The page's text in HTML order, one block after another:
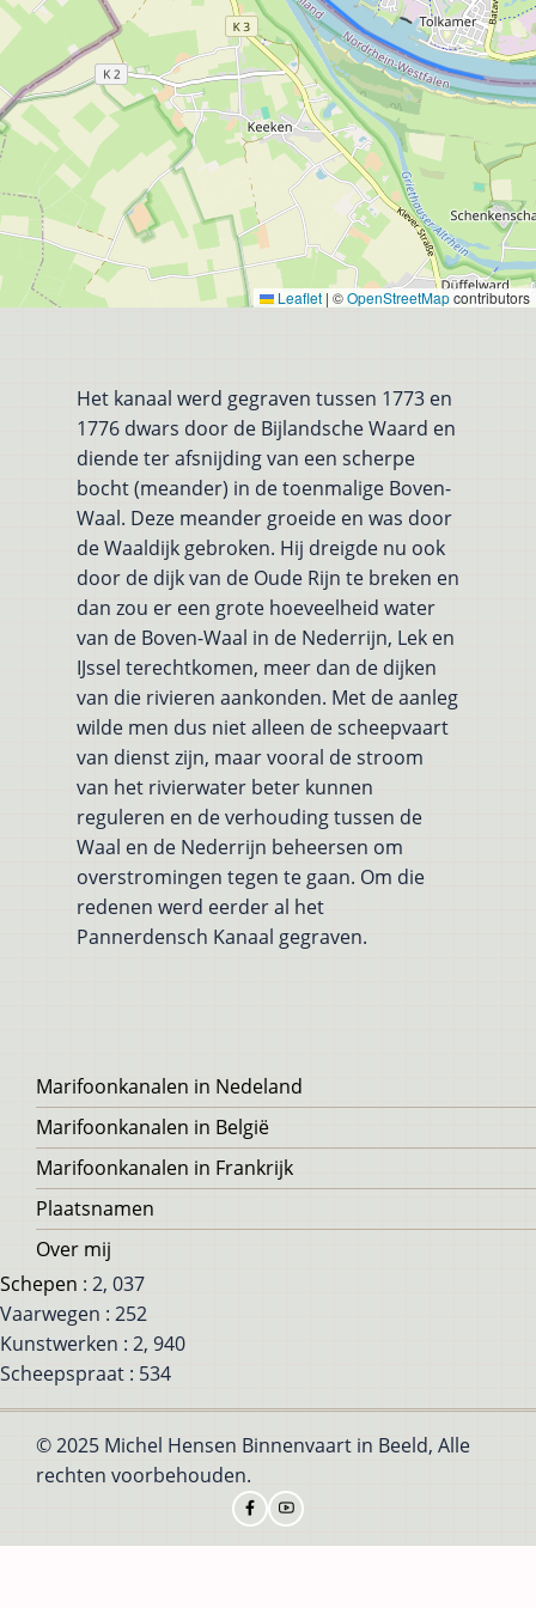
Leaflet | ©OpenStreetMapcontributors
Het kanaal werd gegraven tussen 1773 en
1776 dwars door de Bijlandsche Waard en
diende ter afsnijding van een scherpe
bocht (meander) in de toenmalige Boven-
Waal. Deze meander groeide en was door
de Waaldijk gebroken. Hij dreigde nu ook
door de dijk van de Oude Rijn te breken en
dan zou er een grote hoeveelheid water
van de Boven-Waal in de Nederrijn, Lek en
IJssel terechtkomen, meer dan de dijken
van die rivieren aankonden. Met de aanleg
wilde men dus niet alleen de scheepvaart
van dienst zijn, maar vooral de stroom
van het rivierwater beter kunnen
reguleren en de verhouding tussen de
Waal en de Nederrijn beheersen om
overstromingen tegen te gaan. Om die
redenen werd eerder al het
Pannerdensch Kanaal gegraven.
Voet
Marifoonkanalen in Nedeland
Marifoonkanalen in België
Marifoonkanalen in Frankrijk
Plaatsnamen
Over mij
Schepen : 2, 037
Vaarwegen : 252
Kunstwerken : 2, 940
Scheepspraat : 534
© 2025 Michel Hensen Binnenvaart in Beeld, Alle
rechten voorbehouden.